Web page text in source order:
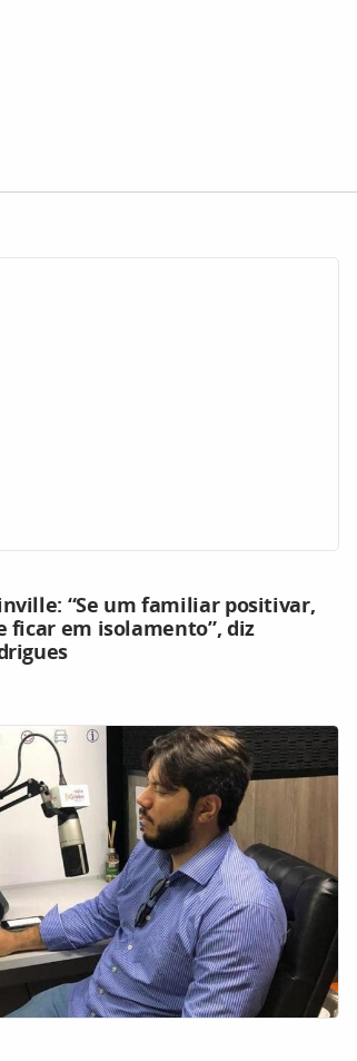
“Se um familiar positivar,
ficar em isolamento”, diz